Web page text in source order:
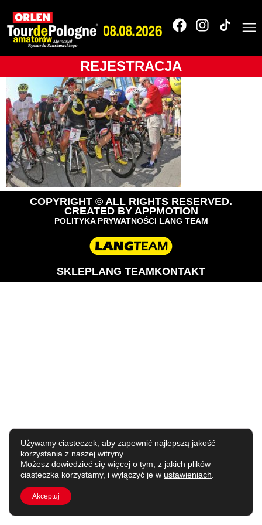
REJESTRACJA
Tour de Pologne
2018
COPYRIGHT © ALL RIGHTS RESERVED.
CREATED BY APPMOTION
POLITYKA PRYWATNOŚCI LANG TEAM
SKLEPLANG TEAMKONTAKT
Używamy ciasteczek, aby zapewnić najlepszą jakość
korzystania z naszej witryny.
Możesz dowiedzieć się więcej o tym, z jakich plików
ciasteczka korzystamy, i wyłączyć je w ustawieniach
Akceptuj